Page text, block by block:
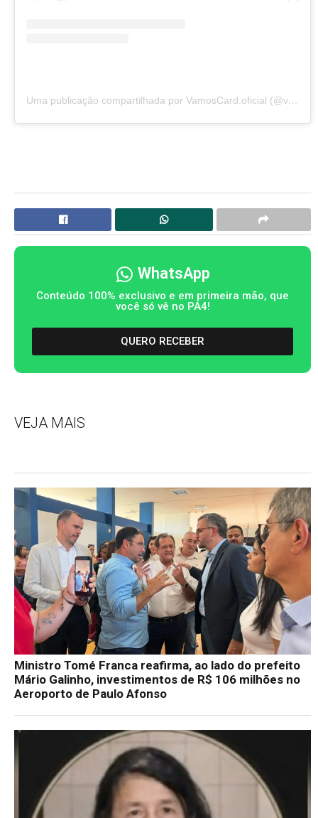
Uma publicação compartilhada por VamosCard.oficial (@vamoscard.oficial)
WhatsApp
Conteúdo 100% exclusivo e em primeira mão, que
você só vê no PA4!
QUERO RECEBER
VEJA MAIS
Ministro Tomé Franca reafirma, ao lado do prefeito
Mário Galinho, investimentos de R$ 106 milhões no
Aeroporto de Paulo Afonso